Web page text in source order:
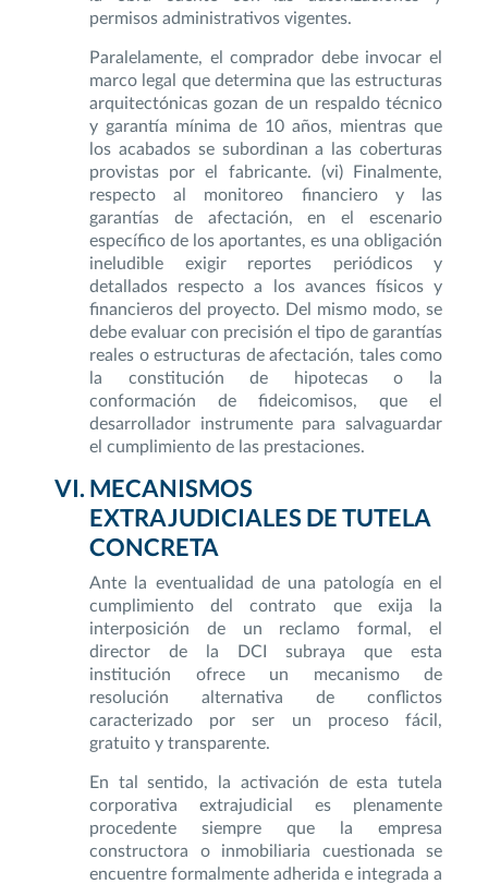
permisos administrativos vigentes.
Paralelamente, el comprador debe invocar el
marco legal que determina que las estructuras
arquitectónicas gozan de un respaldo técnico
y garantía mínima de 10 años, mientras que
los acabados se subordinan a las coberturas
provistas por el fabricante. (vi) Finalmente,
respecto al monitoreo financiero y las
garantías de afectación, en el escenario
específico de los aportantes, es una obligación
ineludible exigir reportes periódicos y
detallados respecto a los avances físicos y
financieros del proyecto. Del mismo modo, se
debe evaluar con precisión el tipo de garantías
reales o estructuras de afectación, tales como
la constitución de hipotecas o la
conformación de fideicomisos, que el
desarrollador instrumente para salvaguardar
el cumplimiento de las prestaciones.
MECANISMOS
EXTRAJUDICIALES DE TUTELA
CONCRETA
Ante la eventualidad de una patología en el
cumplimiento del contrato que exija la
interposición de un reclamo formal, el
director de la DCI subraya que esta
institución ofrece un mecanismo de
resolución alternativa de conflictos
caracterizado por ser un proceso fácil,
gratuito y transparente.
En tal sentido, la activación de esta tutela
corporativa extrajudicial es plenamente
procedente siempre que la empresa
constructora o inmobiliaria cuestionada se
encuentre formalmente adherida e integrada a